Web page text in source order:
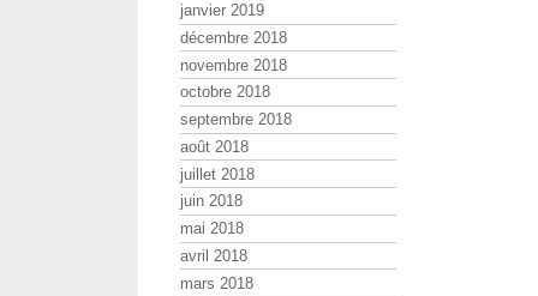
janvier 2019
décembre 2018
novembre 2018
octobre 2018
septembre 2018
août 2018
juillet 2018
juin 2018
mai 2018
avril 2018
mars 2018